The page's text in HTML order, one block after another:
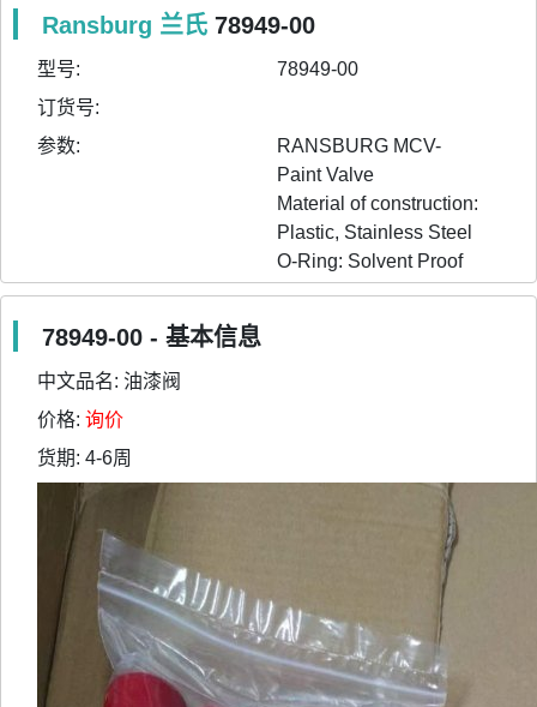
Ransburg 兰氏 78949-00
型号:
78949-00
订货号:
参数:
RANSBURG MCV-
Paint Valve
Material of construction:
Plastic, Stainless Steel
O-Ring: Solvent Proof
78949-00 - 基本信息
中文品名: 油漆阀
价格: 询价
货期: 4-6周